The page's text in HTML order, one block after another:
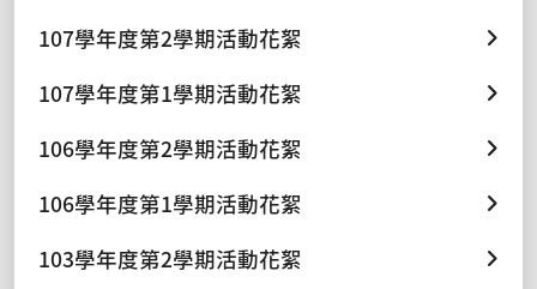
107學年度第2學期活動花絮
107學年度第1學期活動花絮
106學年度第2學期活動花絮
106學年度第1學期活動花絮
103學年度第2學期活動花絮